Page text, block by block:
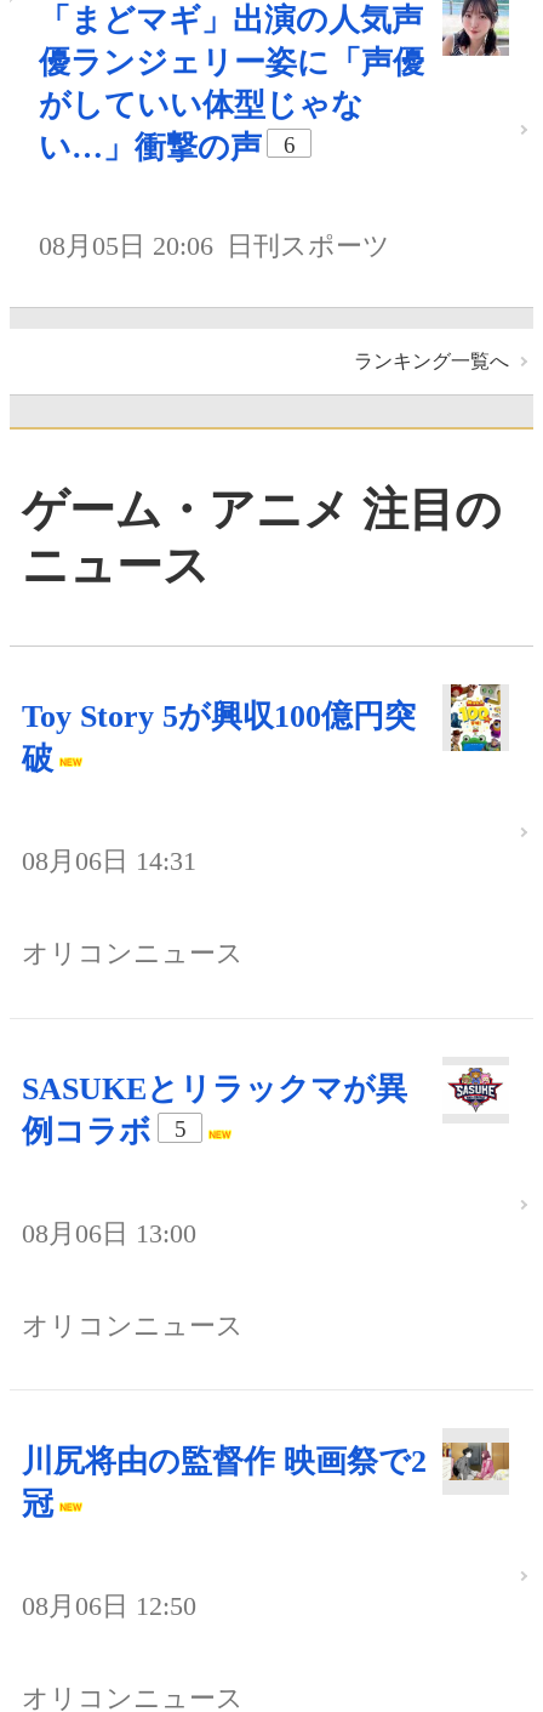
「まどマギ」出演の人気声
優ランジェリー姿に「声優
がしていい体型じゃな
い…」衝撃の声
6
08月05日 20:06 日刊スポーツ
ランキング一覧へ
ゲーム・アニメ 注目の
ニュース
Toy Story 5が興収100億円突
破
08月06日 14:31
オリコンニュース
SASUKEとリラックマが異
例コラボ
5
08月06日 13:00
オリコンニュース
川尻将由の監督作 映画祭で2
冠
08月06日 12:50
オリコンニュース